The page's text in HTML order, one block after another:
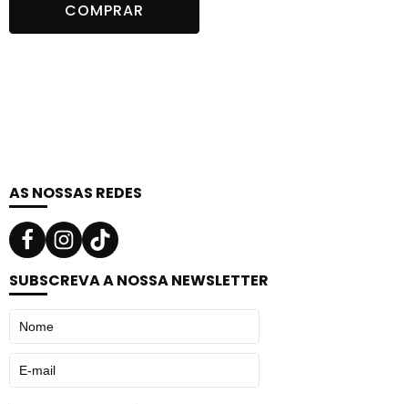
original
era:
atual
é:
COMPRAR
AS NOSSAS REDES
SUBSCREVA A NOSSA NEWSLETTER